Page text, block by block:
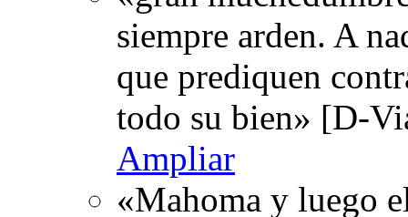
siempre arden. A
que prediquen
todo su bien» [D-
Ampliar
«Mahoma y luego